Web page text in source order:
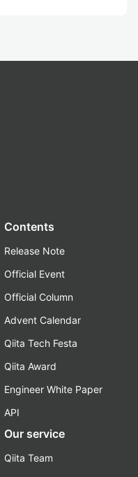
Contents
Release Note
Official Event
Official Column
Advent Calendar
Qiita Tech Festa
Qiita Award
Engineer White Paper
API
Our service
Qiita Team